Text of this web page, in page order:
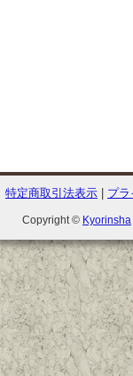
特定商取引法表示 プ
Copyright © Kyorinsha